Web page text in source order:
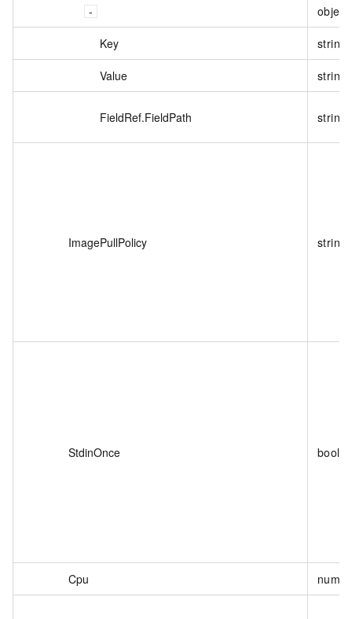
object
Key string
Value string
FieldRef.FieldPath string
ImagePullPolicy string
StdinOnce
Cpu